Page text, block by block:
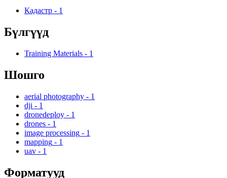
Кадастр - 1
Бүлгүүд
Training Materials - 1
Шошго
aerial photography - 1
dji - 1
dronedeploy - 1
drones - 1
image processing - 1
mapping - 1
uav - 1
Форматууд